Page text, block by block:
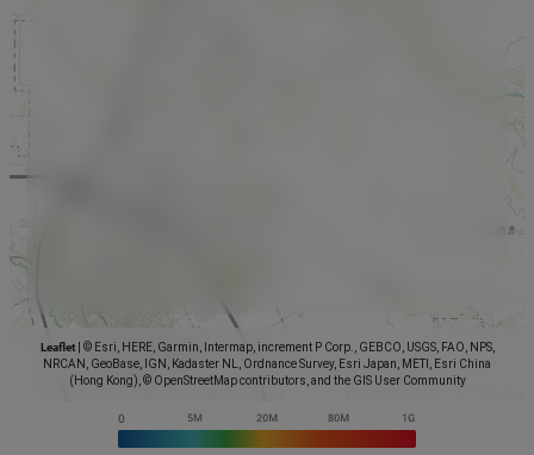
Leaflet
© Esri, HERE, Garmin, Intermap, increment P Corp., GEBCO, USGS, FAO, NPS,
NRCAN, GeoBase, IGN, Kadaster NL, Ordnance Survey, Esri Japan, METI, Esri China
(Hong Kong), © OpenStreetMap contributors, and the GIS User Community